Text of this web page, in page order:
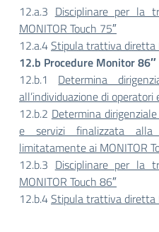
12.a.3 Disciplinare per la
MONITOR Touch 75″
12.a.4Stipula trattiva diretta
12.b Procedure Monitor 86″
12.b.1 Determina
all’individuazione di operatori
12.b.2 Determina
e servizi finalizzata
limitatamente ai MONITOR
12.b.3 Disciplinare per la
MONITOR Touch 86″
12.b.4Stipula trattiva diretta